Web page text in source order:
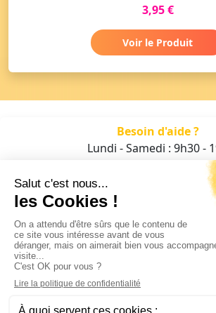
3,95 €
Voir le Produit
Besoin d'aide ?
Lundi - Samedi : 9h30 -